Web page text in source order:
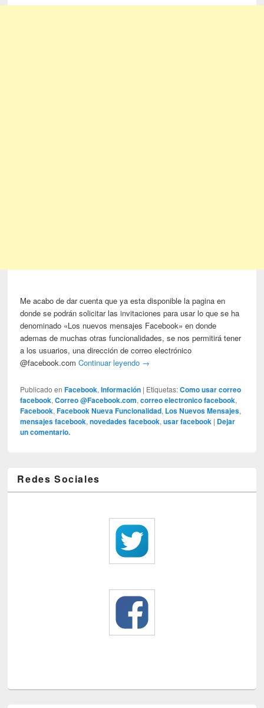
Me acabo de dar cuenta que ya esta disponible la pagina en
donde se podrán solicitar las invitaciones para usar lo que se ha
denominado «Los nuevos mensajes Facebook» en donde
ademas de muchas otras funcionalidades, se nos permitirá tener
a los usuarios, una dirección de correo electrónico
@facebook.comContinuar leyendo →
Publicado en Facebook,Información | Etiquetas: Como usar correo
facebook,Correo @Facebook.com,correo electronico facebook,
Facebook,Facebook Nueva Funcionalidad, Los Nuevos Mensajes,
mensajes facebook,novedades facebook,usar facebook | Dejar
un comentario.
Redes Sociales